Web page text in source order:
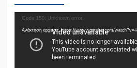
Πρόγραμμα
Αναπαραγωγής
Βίντεο
Code 150: Unknown error.
Ανάκτηση αρχείου: https://www.youtube.com/watch?v=-